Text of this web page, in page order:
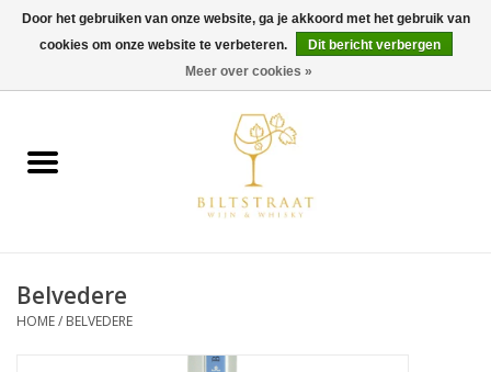
0 Artikelen - €0,00
Wijn
Gin & Tonic
Belvedere
HOME/ BELVEDERE
Door het gebruiken van onze website, ga je akkoord met het gebruik van
cookies om onze website te verbeteren.
Dit bericht verbergen
Meer over cookies »